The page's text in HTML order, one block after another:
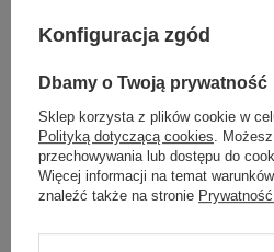
chirurgia
Dobór nici JOST zależy
Konfiguracja zgód
Dbamy o Twoją prywatność
Sklep korzysta z plików cookie w
Polityką dotyczącą cookies.
przechowywania lub dostępu do
Więcej informacji na temat
znaleźć także na stronie